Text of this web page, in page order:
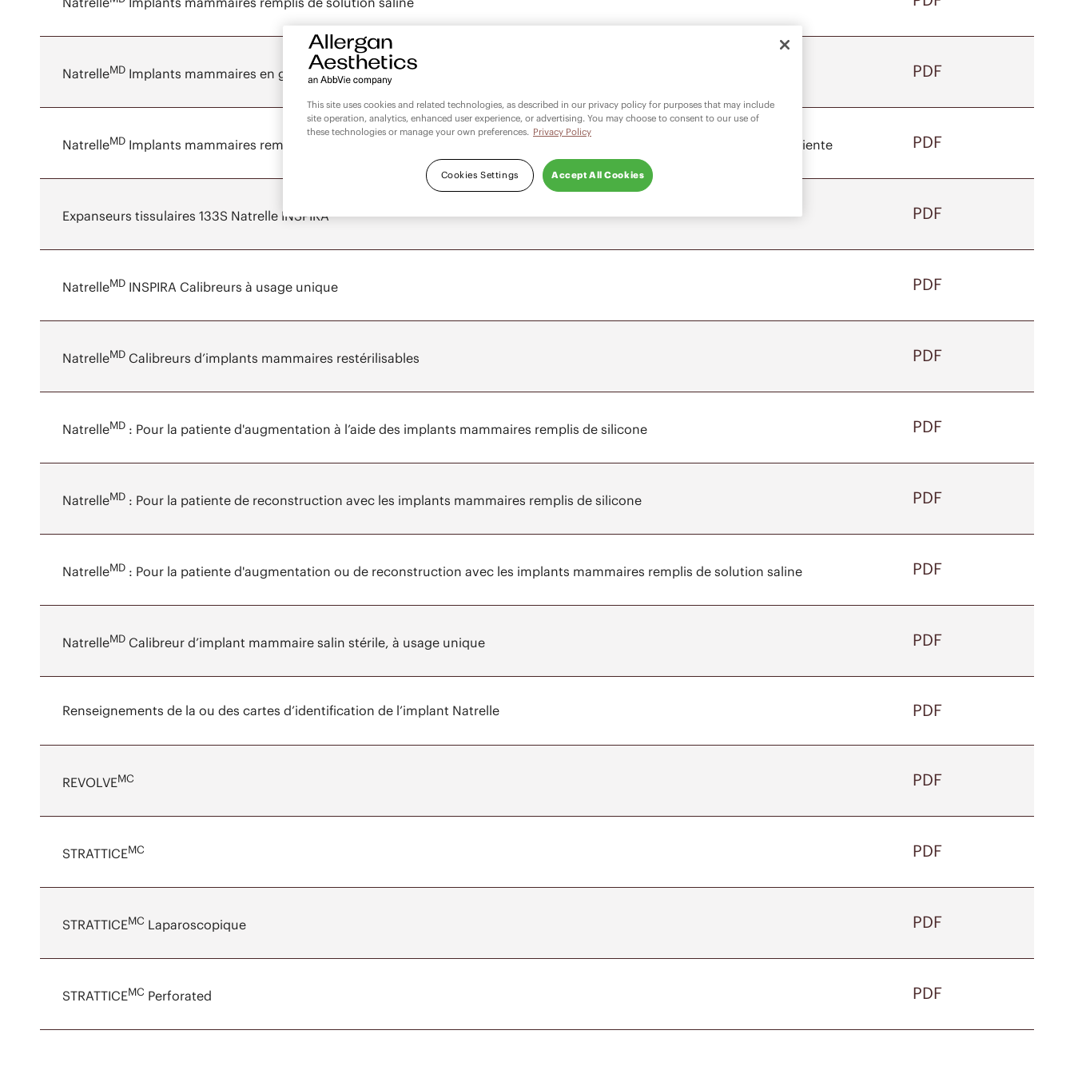
NatrelleMD Implants mammaires en gel de silicone: Implants à surface lisse - Liste de contrôle de décision de la patiente PDF
NatrelleMD Implants mammaires remplis de solution saline: Implants à surface lisse - Liste de contrôle de décision de la patiente PDF
Expanseurs tissulaires 133S Natrelle INSPIRA PDF
NatrelleMD INSPIRA Calibreurs à usage unique PDF
NatrelleMD Calibreurs d’implants mammaires restérilisables PDF
NatrelleMD : Pour la patiente d'augmentation à l’aide des implants mammaires remplis de silicone PDF
NatrelleMD : Pour la patiente de reconstruction avec les implants mammaires remplis de silicone PDF
NatrelleMD : Pour la patiente d'augmentation ou de reconstruction avec les implants mammaires remplis de solution saline PDF
NatrelleMD Calibreur d’implant mammaire salin stérile, à usage unique PDF
Renseignements de la ou des cartes d’identification de l’implant Natrelle PDF
REVOLVEMC PDF
STRATTICEMC PDF
STRATTICEMC Laparoscopique PDF
STRATTICEMC Perforated PDF
This site uses cookies and related technologies, as described in our privacy policy for purposes that may include
site operation, analytics, enhanced user experience, or advertising. You may choose to consent to our use of
these technologies or manage your own preferences. Privacy Policy
Accept All Cookies
Cookies Settings